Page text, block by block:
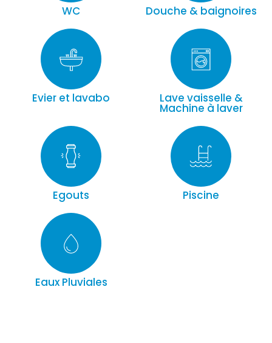
WC Douche & baignoires
Evier et lavabo Lave vaisselle &
Machine à laver
Egouts Piscine
Eaux Pluviales